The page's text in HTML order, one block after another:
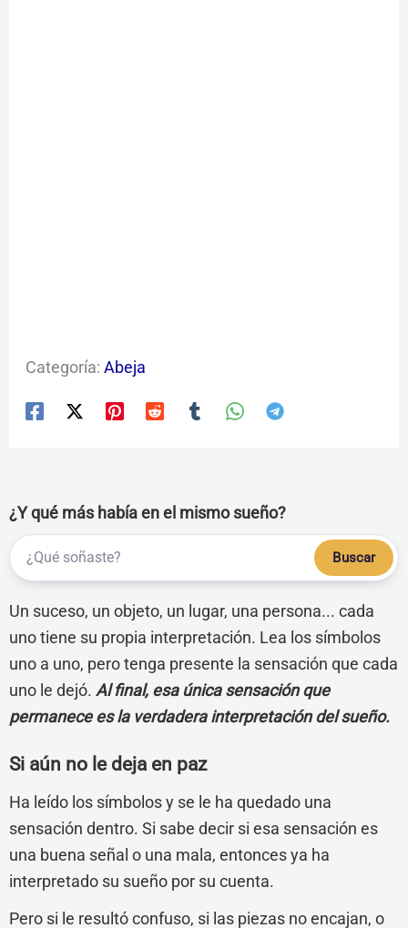
Categoría: Abeja
¿Y qué más había en el mismo sueño?
Buscar
Un suceso, un objeto, un lugar, una persona... cada
uno tiene su propia interpretación. Lea los símbolos
uno a uno, pero tenga presente la sensación que cada
uno le dejó. Al final, esa única sensación que
permanece es la verdadera interpretación del sueño.
Si aún no le deja en paz
Ha leído los símbolos y se le ha quedado una
sensación dentro. Si sabe decir si esa sensación es
una buena señal o una mala, entonces ya ha
interpretado su sueño por su cuenta.
Pero si le resultó confuso, si las piezas no encajan, o